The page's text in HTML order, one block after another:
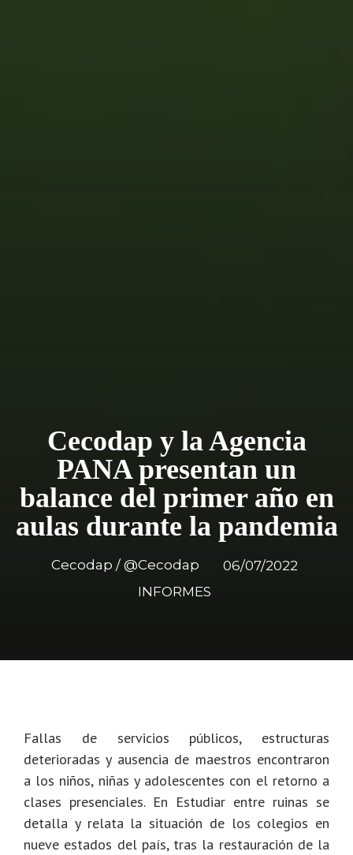
Cecodap y la Agencia
PANA presentan un
balance del primer año en
aulas durante la pandemia
Cecodap / @Cecodap
06/07/2022
INFORMES
Fallas de servicios públicos, estructuras
deterioradas y ausencia de maestros encontraron
a los niños, niñas y adolescentes con el retorno a
clases presenciales. En Estudiar entre ruinas se
detalla y relata la situación de los colegios en
nueve estados del país, tras la restauración de la